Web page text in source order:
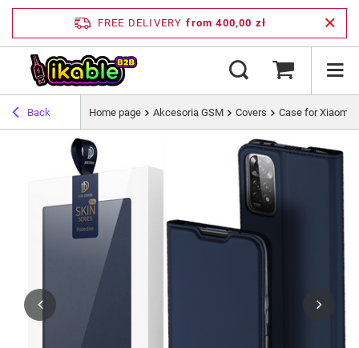
FREE DELIVERY from 400,00 zł
Back Home page Akcesoria GSM Covers Case for Xiaomi